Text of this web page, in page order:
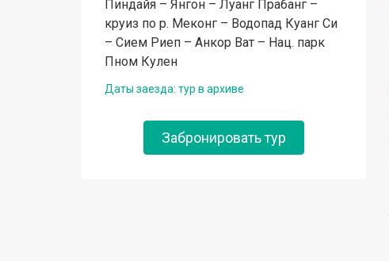
Пиндайя – Янгон – Луанг Прабанг –
круиз по р. Меконг – Водопад Куанг Си
– Сием Риеп – Анкор Ват – Нац. парк
Пном Кулен
Даты заезда: тур в архиве
Забронировать тур